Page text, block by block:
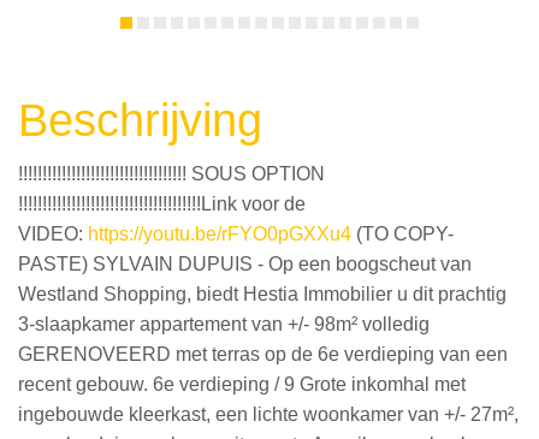
Beschrijving
!!!!!!!!!!!!!!!!!!!!!!!!!!!!!!!!!!! SOUS OPTION
!!!!!!!!!!!!!!!!!!!!!!!!!!!!!!!!!!!!!!Link voor de
VIDEO: https://youtu.be/rFYO0pGXXu4 (TO COPY-
PASTE) SYLVAIN DUPUIS - Op een boogscheut van
Westland Shopping, biedt Hestia Immobilier u dit prachtig
3-slaapkamer appartement van +/- 98m² volledig
GERENOVEERD met terras op de 6e verdieping van een
recent gebouw. 6e verdieping / 9 Grote inkomhal met
ingebouwde kleerkast, een lichte woonkamer van +/- 27m²,